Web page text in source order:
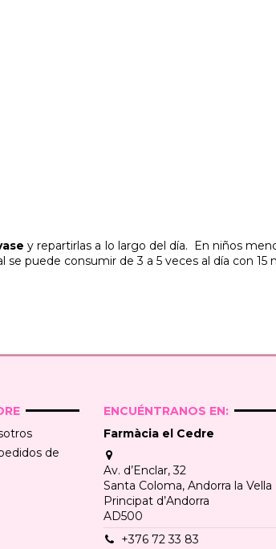
y repartirlas a lo largo del día. En niños
puede consumir de 3 a 5 veces al día con 15
de
ENCUÉNTRANOS EN:
Farmàcia el Cedre
Av. d’Enclar, 32
Santa Coloma, Andorra la Vella
Principat d’Andorra
AD500
+376 72 33 83